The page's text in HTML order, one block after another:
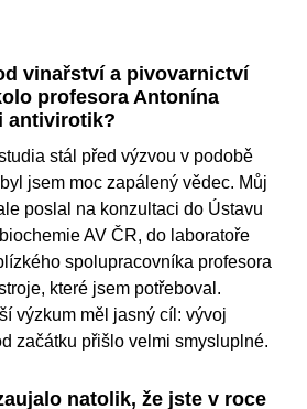
vinařství a pivovarnictví
profesora Antonína
antivirotik?
stál před výzvou v podobě
jsem moc zapálený vědec. Můj
poslal na konzultaci do Ústavu
AV ČR, do laboratoře
spolupracovníka profesora
které jsem potřeboval.
výzkum měl jasný cíl: vývoj
začátku přišlo velmi smysluplné.
natolik, že jste v roce